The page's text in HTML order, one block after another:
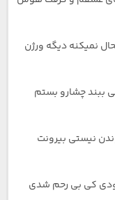
نمیکنه دیگه ورژن
ببند چشارو بستم
نیستی بیرونت
کی بی رحم شدی